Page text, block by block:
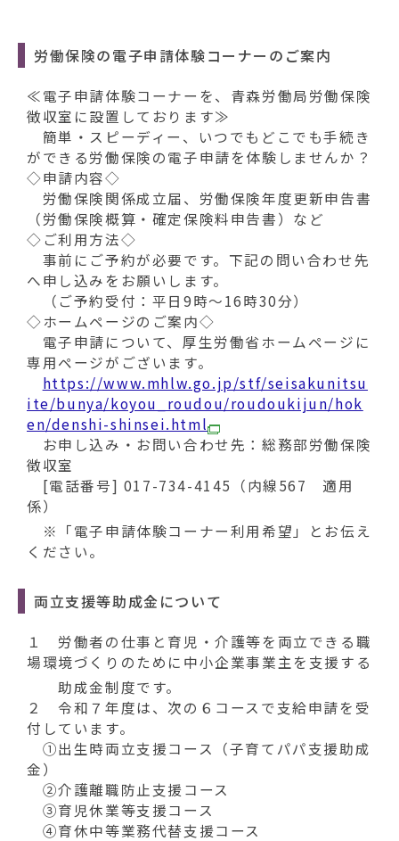
労働保険の電子申請体験コーナーのご案内
≪電子申請体験コーナーを、青森労働局労働保険
徴収室に設置しております≫
簡単・スピーディー、いつでもどこでも手続き
ができる労働保険の電子申請を体験しませんか？
◇申請内容◇
労働保険関係成立届、労働保険年度更新申告書
（労働保険概算・確定保険料申告書）など
◇ご利用方法◇
事前にご予約が必要です。下記の問い合わせ先
へ申し込みをお願いします。
（ご予約受付：平日9時～16時30分）
◇ホームページのご案内◇
電子申請について、厚生労働省ホームページに
専用ページがございます。
https://www.mhlw.go.jp/stf/seisakunitsu
ite/bunya/koyou_roudou/roudoukijun/hok
en/denshi-shinsei.html
お申し込み・お問い合わせ先：総務部労働保険
徴収室
[電話番号] 017-734-4145（内線567 適用
係）
※「電子申請体験コーナー利用希望」とお伝え
ください。
両立支援等助成金について
１ 労働者の仕事と育児・介護等を両立できる職
場環境づくりのために中小企業事業主を支援する
助成金制度です。
２ 令和７年度は、次の６コースで支給申請を受
付しています。
①出生時両立支援コース（子育てパパ支援助成
金）
②介護離職防止支援コース
③育児休業等支援コース
④育休中等業務代替支援コース